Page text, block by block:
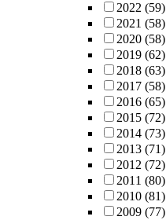
2022 (59)
2021 (58)
2020 (58)
2019 (62)
2018 (63)
2017 (58)
2016 (65)
2015 (72)
2014 (73)
2013 (71)
2012 (72)
2011 (80)
2010 (81)
2009 (77)